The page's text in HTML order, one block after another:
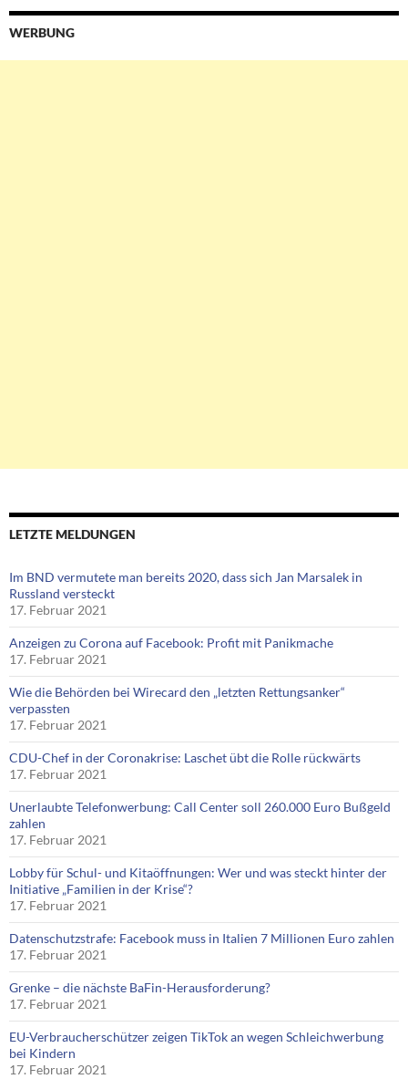
WERBUNG
LETZTE MELDUNGEN
Im BND vermutete man bereits 2020, dass sich Jan Marsalek in
Russland versteckt
17. Februar 2021
Anzeigen zu Corona auf Facebook: Profit mit Panikmache
17. Februar 2021
Wie die Behörden bei Wirecard den „letzten Rettungsanker“
verpassten
17. Februar 2021
CDU-Chef in der Coronakrise: Laschet übt die Rolle rückwärts
17. Februar 2021
Unerlaubte Telefonwerbung: Call Center soll 260.000 Euro Bußgeld
zahlen
17. Februar 2021
Lobby für Schul- und Kitaöffnungen: Wer und was steckt hinter der
Initiative „Familien in der Krise“?
17. Februar 2021
Datenschutzstrafe: Facebook muss in Italien 7 Millionen Euro zahlen
17. Februar 2021
Grenke – die nächste BaFin-Herausforderung?
17. Februar 2021
EU-Verbraucherschützer zeigen TikTok an wegen Schleichwerbung
bei Kindern
17. Februar 2021